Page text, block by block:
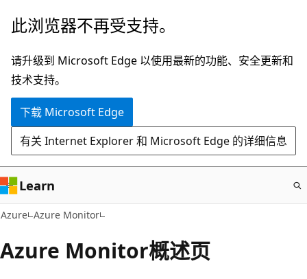
跳
主
要
内
此浏览器不再受支持。
请升级到 Microsoft Edge 以使用最新的功能、安全更新和
技术支持。
下载 Microsoft Edge
有关 Internet Explorer 和 Microsoft Edge 的详细信息
Learn
Azure Azure Monitor
Azure Monitor概述页